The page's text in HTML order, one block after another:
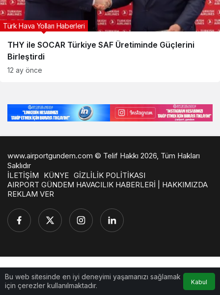
THY ile SOCAR Türkiye SAF Üretiminde Güçlerini
Birleştirdi
Türk Hava Yolları Haberleri
12 ay önce
Bu web sitesinde en iyi deneyimi yaşamanızı sağlamak
için çerezler kullanılmaktadır.
Kabul
www.airportgundem.com © Telif Hakkı 2026, Tüm Hakları
Saklıdır
İLETİŞİM
KÜNYE GİZLİLİK POLİTİKASI
AIRPORT GÜNDEM HAVACILIK HABERLERİ | HAKKIMIZDA
REKLAM VER